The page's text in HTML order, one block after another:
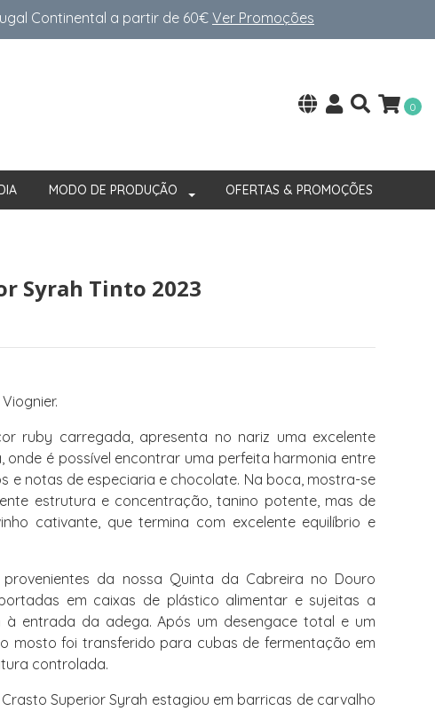
Continental a partir de 60€Ver Promoções
0
MODO DE PRODUÇÃO OFERTAS & PROMOÇÕES
Syrah Tinto 2023
ruby carregada, apresenta no nariz uma excelente
onde é possível encontrar uma perfeita harmonia entre
e notas de especiaria e chocolate. Na boca, mostra-se
estrutura e concentração, tanino potente, mas de
cativante, que termina com excelente equilíbrio e
provenientes da nossa Quinta da Cabreira no Douro
em caixas de plástico alimentar e sujeitas a
à entrada da adega. Após um desengace total e um
mosto foi transferido para cubas de fermentação em
controlada.
Crasto Superior Syrah estagiou em barricas de carvalho